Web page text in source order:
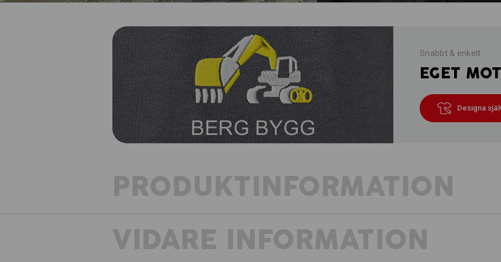
Snabbt & enkelt
EGET
Designa
PRODUKTINFORMATION
VÅR SOMMAR-VISION
Tre must-haves för
VIDARE INFORMATION